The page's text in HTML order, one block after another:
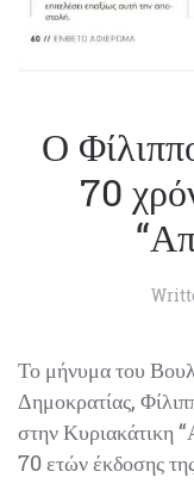
Ο
70
Το μήνυμα του
Δημοκρατίας,
στην Κυριακάτικη
70 ετών έκδοσης